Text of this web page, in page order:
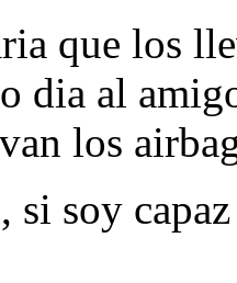
que los
dia al
los
si soy